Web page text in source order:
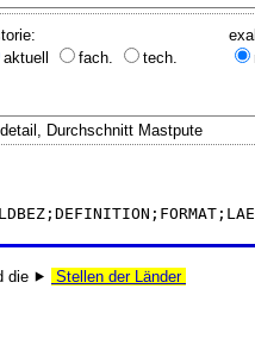
aktuell
fach. tech.
Durchschnitt Mastpute
die ⯈
Stellen der Länder